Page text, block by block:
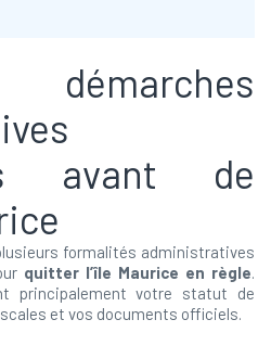
avant de
formalités administratives
quitter l’île Maurice en règle.
principalement votre statut de
et vos documents officiels.